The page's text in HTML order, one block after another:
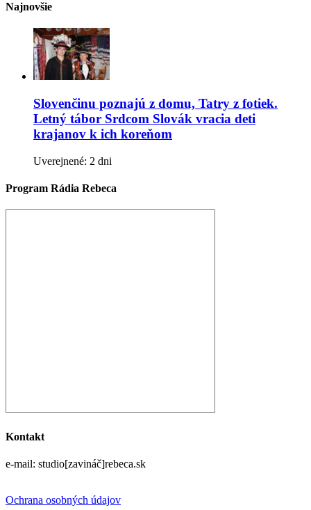
Najnovšie
Slovenčinu poznajú z domu, Tatry z fotiek.
Letný tábor Srdcom Slovák vracia deti
krajanov k ich koreňom
Uverejnené: 2 dni
Program Rádia Rebeca
Kontakt
e-mail: studio[zavináč]rebeca.sk
Ochrana osobných údajov